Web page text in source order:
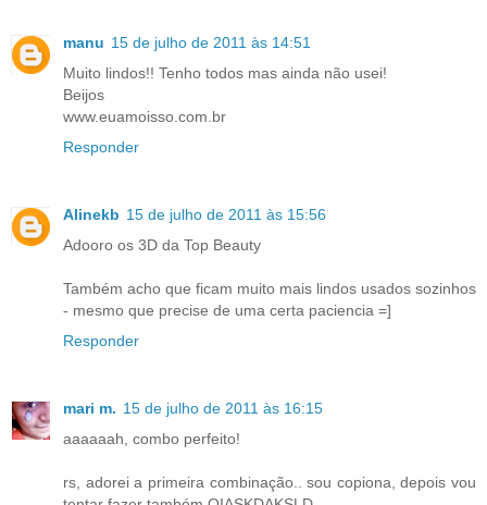
manu 15 de julho de 2011 às 14:51
Muito lindos!! Tenho todos mas ainda não usei!
Beijos
www.euamoisso.com.br
Responder
Alinekb 15 de julho de 2011 às 15:56
Adooro os 3D da Top Beauty
Também acho que ficam muito mais lindos usados sozinhos
- mesmo que precise de uma certa paciencia =]
Responder
mari m. 15 de julho de 2011 às 16:15
aaaaaah, combo perfeito!
rs, adorei a primeira combinação.. sou copiona, depois vou